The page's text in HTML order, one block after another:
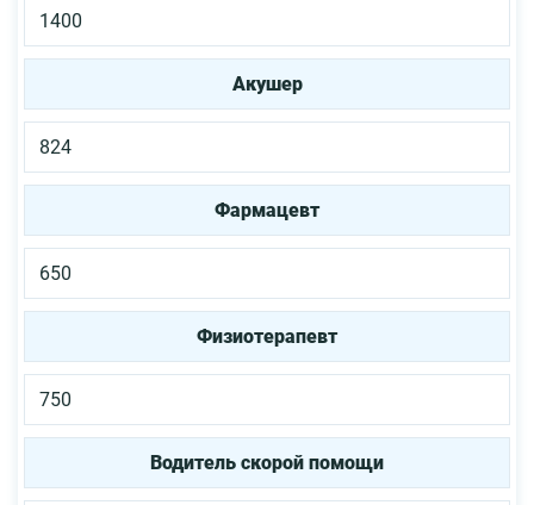
1400
Акушер
824
Фармацевт
650
Физиотерапевт
750
Водитель скорой помощи